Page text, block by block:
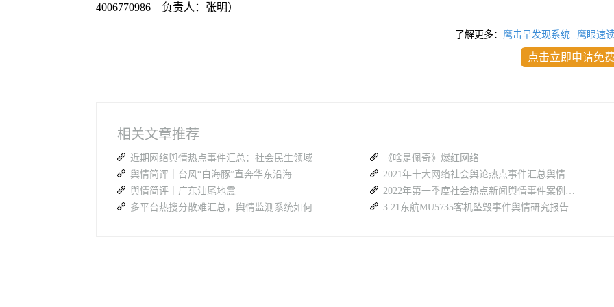
4006770986 负责人：张明）
了解更多： 鹰击早发现系统 鹰眼速
点击立即申请免
相关文章推荐
近期网络舆情热点事件汇总：社会民生领域
舆情简评｜台风“白海豚”直奔华东沿海
舆情简评｜广东汕尾地震
多平台热搜分散难汇总，舆情监测系统如何高效梳理全网舆论
《啥是佩奇》爆红网络
2021年十大网络社会舆论热点事件汇总舆情分析
3.21东航MU5735客机坠毁事件舆情研究报告